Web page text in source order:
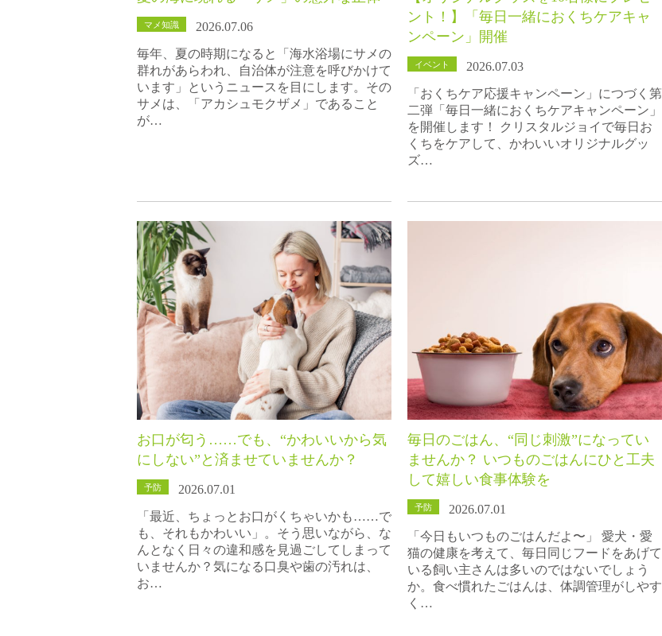
マメ知識
2026.07.06
毎年、夏の時期になると「海水浴場にサメの
群れがあらわれ、自治体が注意を呼びかけて
います」というニュースを目にします。その
サメは、「アカシュモクザメ」であること
が…
ント！】「毎日一緒におくちケアキャ
ンペーン」開催
イベント
2026.07.03
「おくちケア応援キャンペーン」につづく第
二弾「毎日一緒におくちケアキャンペーン」
を開催します！ クリスタルジョイで毎日お
くちをケアして、かわいいオリジナルグッ
ズ…
お口が匂う……でも、“かわいいから気
にしない”と済ませていませんか？
予防
2026.07.01
「最近、ちょっとお口がくちゃいかも……で
も、それもかわいい」。そう思いながら、な
んとなく日々の違和感を見過ごしてしまって
いませんか？気になる口臭や歯の汚れは、
お…
毎日のごはん、“同じ刺激”になってい
ませんか？ いつものごはんにひと工夫
して嬉しい食事体験を
予防
2026.07.01
「今日もいつものごはんだよ〜」 愛犬・愛
猫の健康を考えて、毎日同じフードをあげて
いる飼い主さんは多いのではないでしょう
か。食べ慣れたごはんは、体調管理がしやす
く…